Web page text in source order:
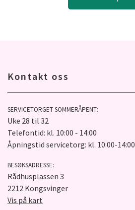
Kontakt oss
SERVICETORGET SOMMERÅPENT:
Uke 28 til 32
Telefontid: kl. 10:00 - 14:00
Åpningstid servicetorg: kl. 10:00-14:00
BESØKSADRESSE:
Rådhusplassen 3
2212 Kongsvinger
Vis på kart